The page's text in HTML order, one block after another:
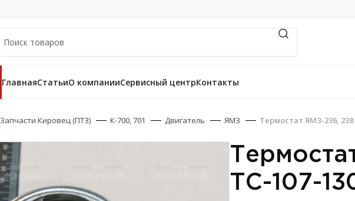
ГлавнаяСтатьиО компанииСервисный центрКонтакты
Запчасти Кировец (ПТЗ) К-700, 701 Двигатель ЯМЗ Термостат ЯМЗ-236, 238
ТС-107-